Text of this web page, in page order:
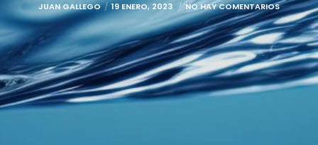
JUAN GALLEGO 19 ENERO, 2023 NO HAY COMENTARIOS